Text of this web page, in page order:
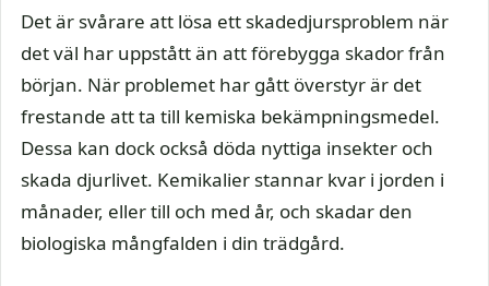
Det är svårare att lösa ett skadedjursproblem när
det väl har uppstått än att förebygga skador från
början. När problemet har gått överstyr är det
frestande att ta till kemiska bekämpningsmedel.
Dessa kan dock också döda nyttiga insekter och
skada djurlivet. Kemikalier stannar kvar i jorden i
månader, eller till och med år, och skadar den
biologiska mångfalden i din trädgård.